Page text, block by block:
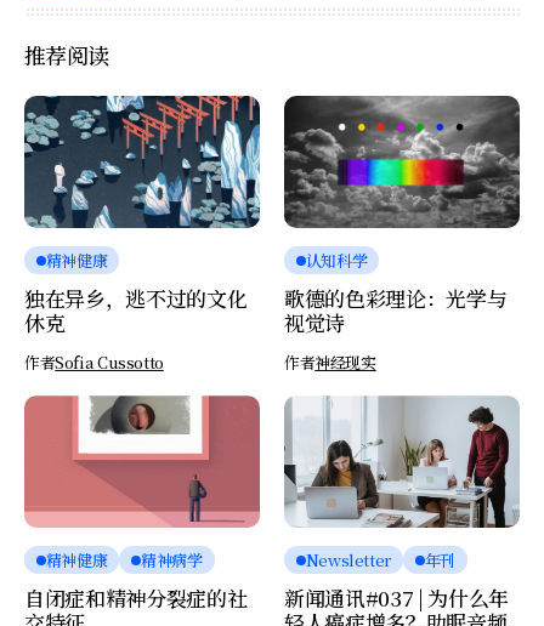
推荐阅读
精神健康
独在异乡，逃不过的文化
休克
作者Sofia Cussotto
认知科学
歌德的色彩理论：光学与
视觉诗
作者神经现实
精神健康 精神病学
自闭症和精神分裂症的社
Newsletter 年刊
新闻通讯#037 | 为什么年